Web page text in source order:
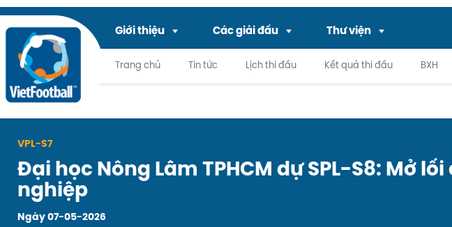
Giới thiệu Các giải đấu Thư viện
Trang chủ Tin tức Lịch thi đấu Kết quả thi đấu BXH
VPL-S7
Đại học Nông Lâm TPHCM dự SPL-S8: Mở
nghiệp
Ngày 07-05-2026